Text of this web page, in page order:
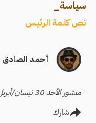
سياسة_
نص كلمة الرئيس
أحمد الصادق
منشور الأحد 30 نيسان/أبريل 2023
شارك